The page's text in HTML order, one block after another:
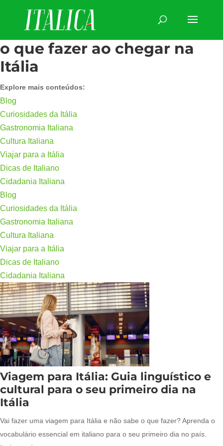
o que fazer ao chegar na
Itália
Explore mais conteúdos:
Blog
Curiosidades da Itália
Gastronomia Italiana
Cultura Italiana
Viajar para a Itália
Dicas de Italiano
Cidadania Italiana
Blog
Curiosidades da Itália
Gastronomia Italiana
Cultura Italiana
Viajar para a Itália
Dicas de Italiano
Cidadania Italiana
Viagem para Itália: Guia linguístico e
cultural para o seu primeiro dia na
Itália
Vai fazer uma viagem para Itália e não sabe o que fazer? Aprenda o
vocabulário essencial em italiano para o seu primeiro dia no país.